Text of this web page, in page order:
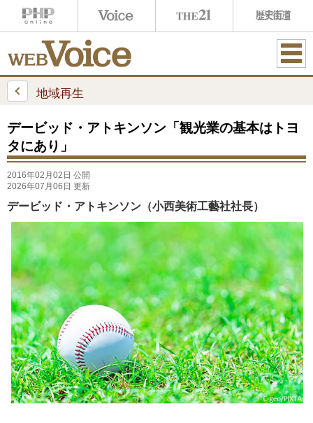
ME
地域再生
デービッド・アトキンソン「観光業の基本はトヨ
タにあり」
2016年02月02日 公開
2026年07月06日 更新
デービッド・アトキンソン（小西美術工藝社社長）